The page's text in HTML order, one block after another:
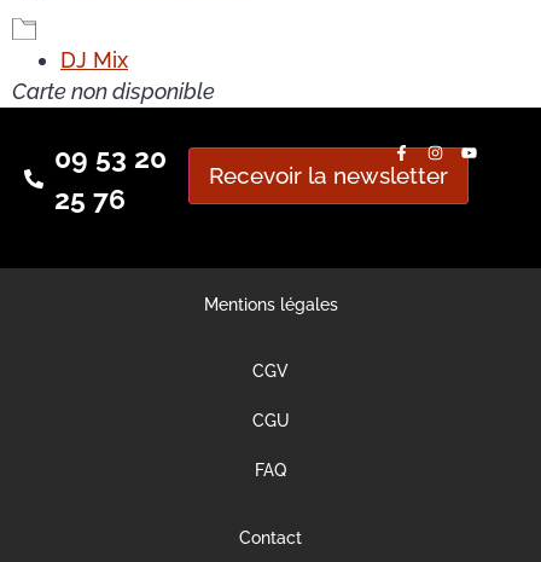
DJ Mix
Carte non disponible
09 53 20
25 76
Recevoir la newsletter
Mentions légales
CGV
CGU
FAQ
Contact